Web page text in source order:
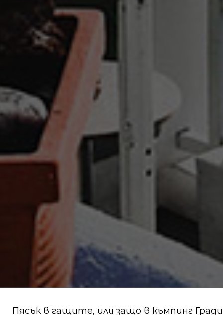
Пясък в гащите, или защо в къмпинг